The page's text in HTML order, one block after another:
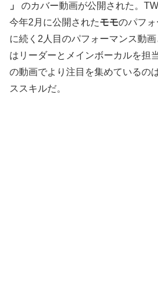
」
のカバー動画が公開された。
今年2月に公開されたモモのパフォ
に続く2人目のパフォーマンス動
はリーダーとメインボーカルを担
の動画でより注目を集めているの
ススキルだ。